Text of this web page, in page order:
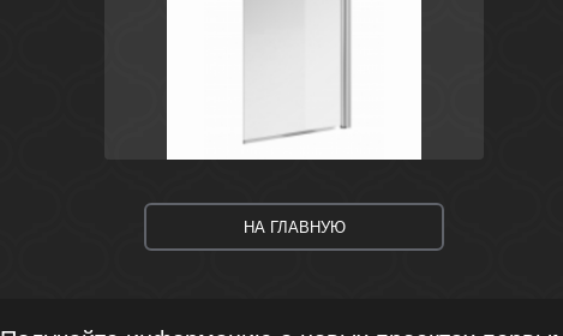
НА ГЛАВНУЮ